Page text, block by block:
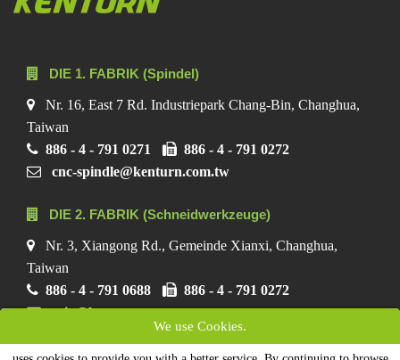
We use Cookies.
DIE 1. FABRIK (Spindel)
Nr. 16, East 7 Rd. Industriepark Chang-Bin, Changhua,
Taiwan
886 - 4 - 791 0271
886 - 4 - 791 0272
cnc-spindle@kenturn.com.tw
DIE 2. FABRIK (Schneidwerkzeuge)
Nr. 3, Xiangong Rd., Gemeinde Xianxi, Changhua,
Taiwan
886 - 4 - 791 0688
886 - 4 - 791 0272
ecio@kenturn.com.tw